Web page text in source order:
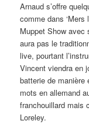
Arnaud s’offre
comme dans ‘Mers
Muppet Show avec
aura pas le
live, pourtant
Vincent viendra en
batterie de manière
mots en allemand
franchouillard mais
Loreley.